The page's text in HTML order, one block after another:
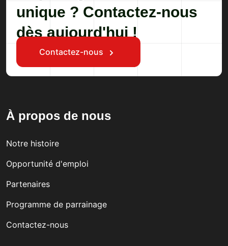
unique ? Contactez-nous
dès aujourd'hui !
Contactez-nous
À propos de nous
Notre histoire
Opportunité d'emploi
Partenaires
Programme de parrainage
Contactez-nous